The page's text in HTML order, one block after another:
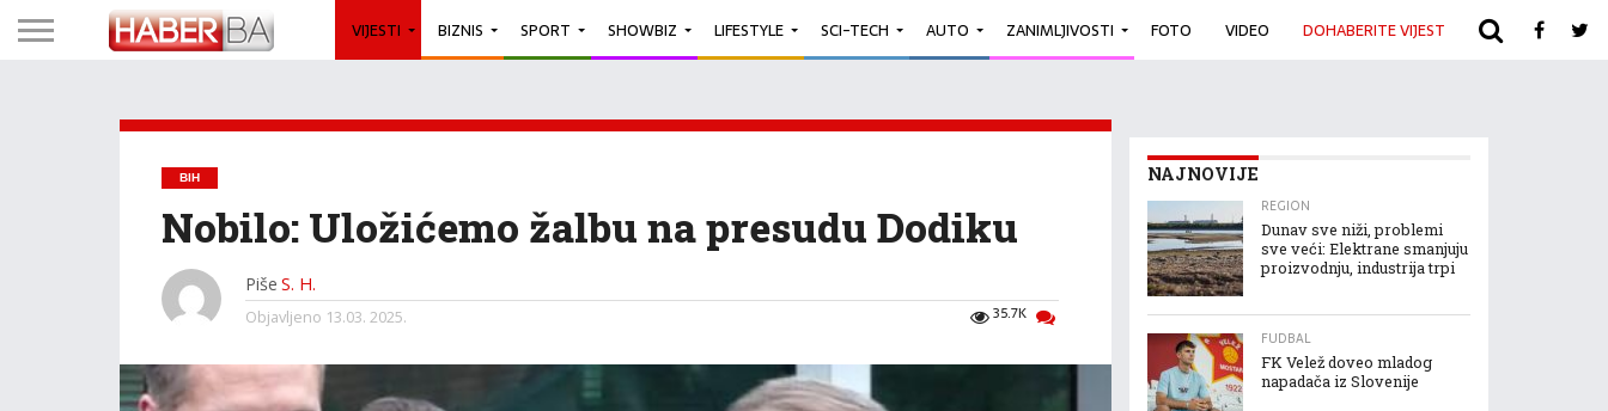
VIJESTI BIZNIS SPORT SHOWBIZ LIFESTYLE SCI-TECH AUTO ZANIMLJIVOSTI FOTO VIDEO DOHABERITE VIJEST ARHIVA
BIH
Nobilo: Uložićemo žalbu na presudu Dodiku
Piše S. H.
35.7K
Objavljeno 13.03. 2025.
NAJNOVIJE
REGION
Dunav sve niži, problemi
sve veći: Elektrane smanjuju
proizvodnju, industrija trpi
FUDBAL
FK Velež doveo mladog
napadača iz Slovenije